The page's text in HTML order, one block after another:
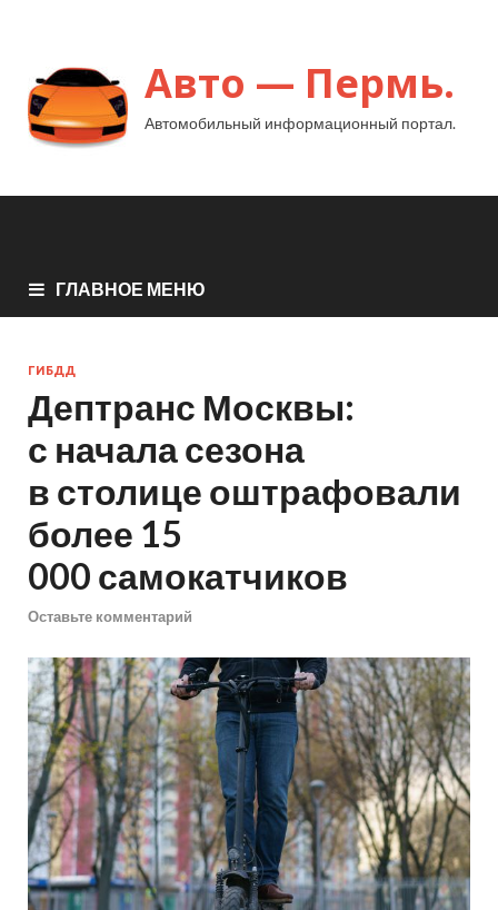
Авто — Пермь.
Автомобильный информационный портал.
ГЛАВНОЕ МЕНЮ
ГИБДД
Дептранс Москвы:
с начала сезона
в столице оштрафовали
более 15
000 самокатчиков
Оставьте комментарий